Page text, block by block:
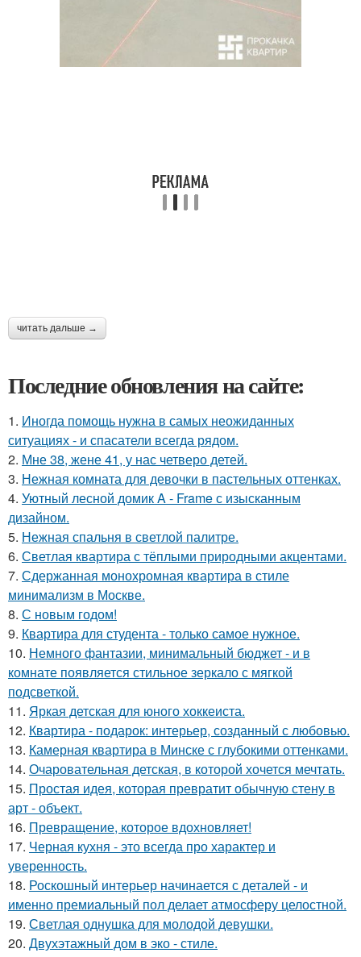
читать дальше →
Последние обновления на сайте:
1. Иногда помощь нужна в самых неожиданных
ситуациях - и спасатели всегда рядом.
2. Мне 38, жене 41, у нас четверо детей.
3. Нежная комната для девочки в пастельных оттенках.
4. Уютный лесной домик A - Frame с изысканным
дизайном.
5. Нежная спальня в светлой палитре.
6. Светлая квартира с тёплыми природными акцентами.
7. Сдержанная монохромная квартира в стиле
минимализм в Москве.
8. С новым годом!
9. Квартира для студента - только самое нужное.
10. Немного фантазии, минимальный бюджет - и в
комнате появляется стильное зеркало с мягкой
подсветкой.
11. Яркая детская для юного хоккеиста.
12. Квартира - подарок: интерьер, созданный с любовью.
13. Камерная квартира в Минске с глубокими оттенками.
14. Очаровательная детская, в которой хочется мечтать.
15. Простая идея, которая превратит обычную стену в
арт - объект.
16. Превращение, которое вдохновляет!
17. Черная кухня - это всегда про характер и
уверенность.
18. Роскошный интерьер начинается с деталей - и
именно премиальный пол делает атмосферу целостной.
19. Светлая однушка для молодой девушки.
20. Двухэтажный дом в эко - стиле.